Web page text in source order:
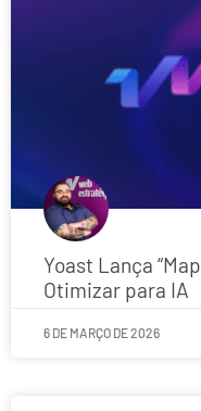
Yoast Lança
Otimizar para IA
6 DE MARÇO DE 2026